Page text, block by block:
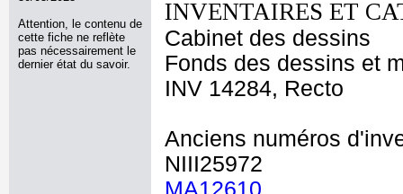
Attention, le contenu de
cette fiche ne reflète
pas nécessairement le
dernier état du savoir.
INVENTAIRES ET
Cabinet des dessins
Fonds des dessins et
INV 14284, Recto
Anciens numéros
NIII25972
MA12610